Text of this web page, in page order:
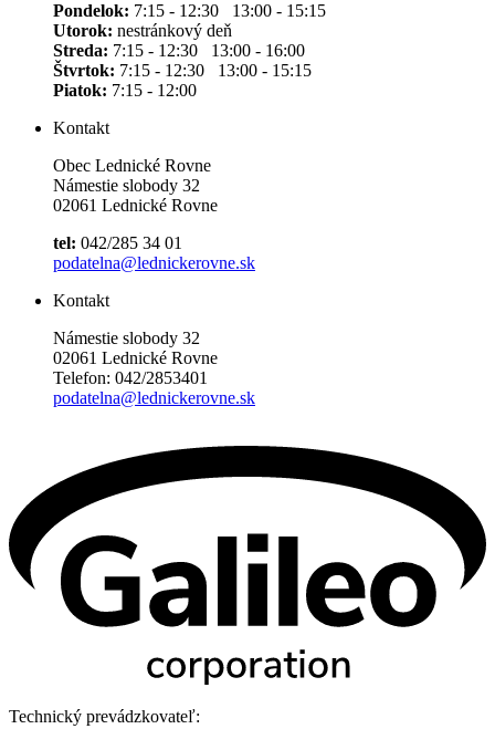
Pondelok: 7:15 - 12:30 13:00 - 15:15
Utorok: nestránkový deň
Streda: 7:15 - 12:30 13:00 - 16:00
Štvrtok: 7:15 - 12:30 13:00 - 15:15
Piatok: 7:15 - 12:00
Kontakt
Obec Lednické Rovne
Námestie slobody 32
02061 Lednické Rovne
tel: 042/285 34 01
podatelna@lednickerovne.sk
Kontakt
Námestie slobody 32
02061 Lednické Rovne
Telefon: 042/2853401
podatelna@lednickerovne.sk
Technický prevádzkovateľ: